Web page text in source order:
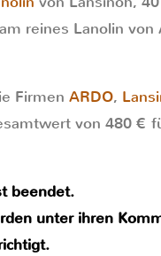
reines Lanolin
Firmen ARDO,
von 480 €
beendet.
unter ihren